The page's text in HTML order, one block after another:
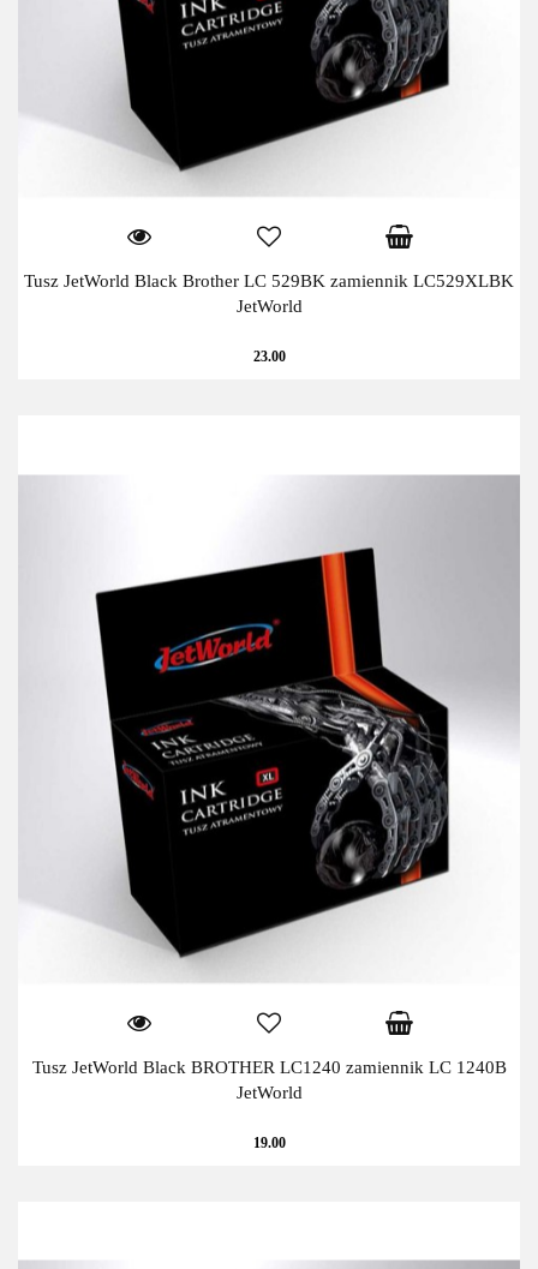
Tusz JetWorld Black Brother LC 529BK zamiennik LC529XLBK
JetWorld
23.00
Tusz JetWorld Black BROTHER LC1240 zamiennik LC 1240B
JetWorld
19.00